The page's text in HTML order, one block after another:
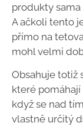
produkty sama
A ačkoli tento
přímo na
mohl velmi
Obsahuje totiž
které
když se nad
vlastně určitý